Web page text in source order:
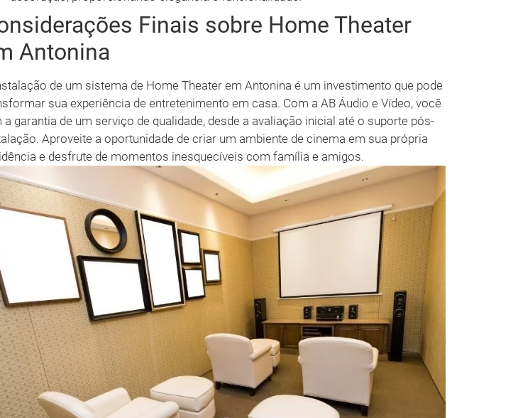
Finais sobre Home Theater
Antonina
de um sistema de Home Theater em Antonina é um investimento que pode
sua experiência de entretenimento em casa. Com a AB Áudio e Vídeo, você
a garantia de um serviço de qualidade, desde a avaliação inicial até o suporte pós-
Aproveite a oportunidade de criar um ambiente de cinema em sua própria
e desfrute de momentos inesquecíveis com família e amigos.